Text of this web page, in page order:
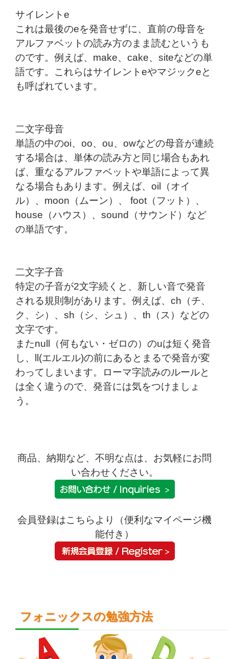
サイレントe
これは最後のeを発音せずに、直前の母音を
アルファベットの読み方のまま読むというも
のです。例えば、make、cake、siteなどの単
語です。これらはサイレントeやマジックeと
も呼ばれています。
二文字母音
単語の中のoi、oo、ou、owなどの母音が連続
する場合は、単体の読み方と同じ場合もあれ
ば、重なるアルファベットや単語によって異
なる場合もあります。例えば、oil（オイ
ル）、moon（ムーン）、 foot（フット）、
house（ハウス）、sound（サウンド）など
の単語です。
二文字子音
特定の子音が2文字続くと、新しい音で発音
される規則制があります。例えば、ch（チ、
ク、シ）、sh（シ、シュ）、th（ス）などの
文字です。
またnull（何もない・ゼロの）のuは短く発音
し、ll(エルエル)の前にあるとまるで発音が変
わってしまいます。ローマ字読みのルールと
は全く違うので、発音には気をつけましょ
う。
商品、納期など、不明な点は、お気軽にお問
い合わせください。
会員登録はこちらより（便利なマイページ機
能付き）
フォニックスの勉強方法